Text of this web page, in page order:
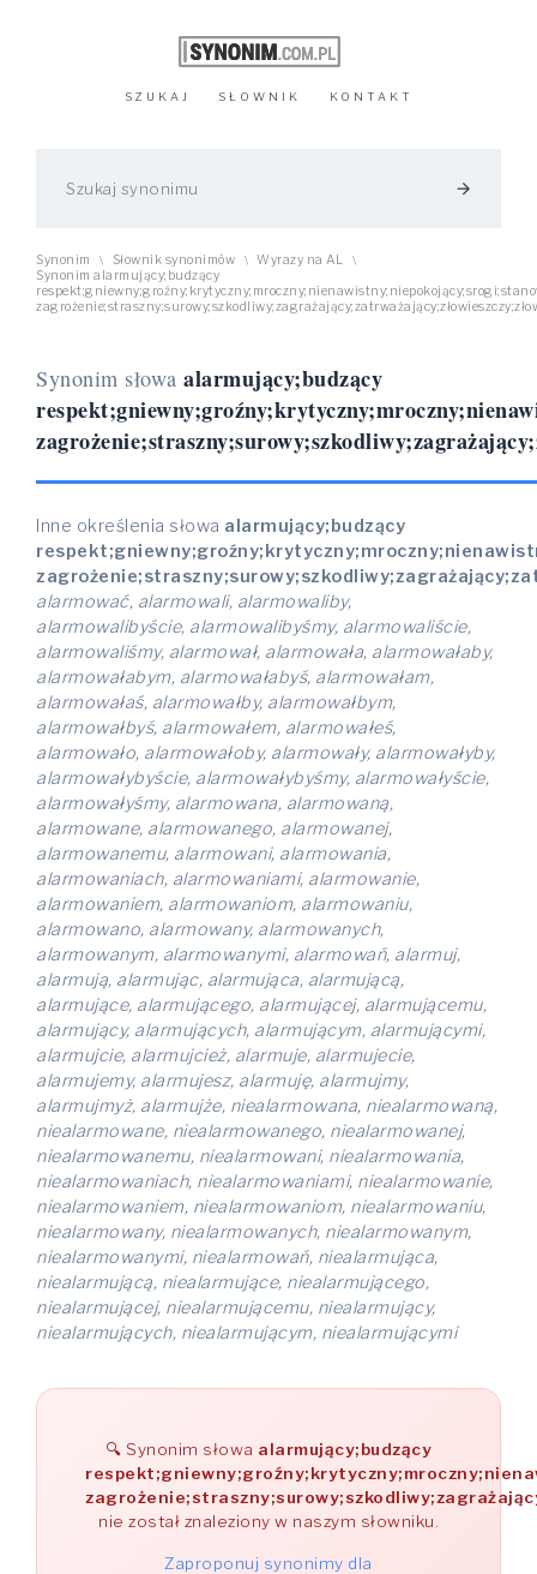
SZUKAJ SŁOWNIK KONTAKT
arrow_forward
Synonim \ Słownik synonimów \ Wyrazy na AL \
Synonim alarmujący;budzący
Synonim słowa alarmujący;budzący
Inne określenia słowa alarmujący;budzący
alarmować, alarmowali, alarmowaliby,
alarmowalibyście, alarmowalibyśmy, alarmowaliście,
alarmowaliśmy, alarmował, alarmowała, alarmowałaby,
alarmowałabym, alarmowałabyś, alarmowałam,
alarmowałaś, alarmowałby, alarmowałbym,
alarmowałbyś, alarmowałem, alarmowałeś,
alarmowało, alarmowałoby, alarmowały, alarmowałyby,
alarmowałybyście, alarmowałybyśmy, alarmowałyście,
alarmowałyśmy, alarmowana, alarmowaną,
alarmowane, alarmowanego, alarmowanej,
alarmowanemu, alarmowani, alarmowania,
alarmowaniach, alarmowaniami, alarmowanie,
alarmowaniem, alarmowaniom, alarmowaniu,
alarmowano, alarmowany, alarmowanych,
alarmowanym, alarmowanymi, alarmowań, alarmuj,
alarmują, alarmując, alarmująca, alarmującą,
alarmujące, alarmującego, alarmującej, alarmującemu,
alarmujący, alarmujących, alarmującym, alarmującymi,
alarmujcie, alarmujcież, alarmuje, alarmujecie,
alarmujemy, alarmujesz, alarmuję, alarmujmy,
alarmujmyż, alarmujże, niealarmowana, niealarmowaną,
niealarmowane, niealarmowanego, niealarmowanej,
niealarmowanemu, niealarmowani, niealarmowania,
niealarmowaniach, niealarmowaniami, niealarmowanie,
niealarmowaniem, niealarmowaniom, niealarmowaniu,
niealarmowany, niealarmowanych, niealarmowanym,
niealarmowanymi, niealarmowań, niealarmująca,
niealarmującą, niealarmujące, niealarmującego,
niealarmującej, niealarmującemu, niealarmujący,
niealarmujących, niealarmującym, niealarmującymi
Synonim słowa alarmujący;budzący
nie został znaleziony w naszym słowniku.
Zaproponuj synonimy dla